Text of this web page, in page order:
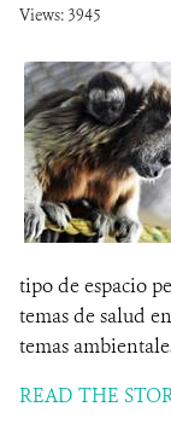
Views: 3945
tipo de espacio
temas de salud
temas
READ THE